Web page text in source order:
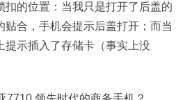
扣的位置：当我只是打开了后盖的
贴合，手机会提示后盖打开；而当
提示插入了存储卡（事实上没